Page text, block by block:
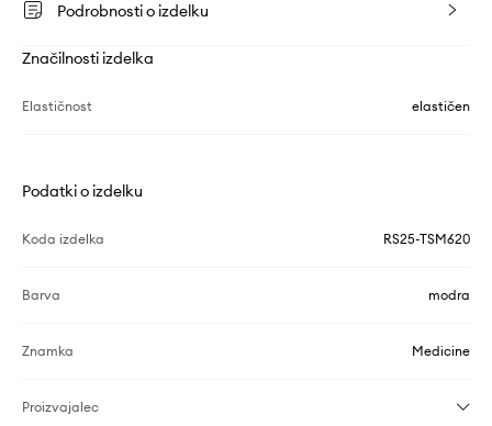
Podrobnosti o izdelku
Značilnosti izdelka
Elastičnost elastičen
Podatki o izdelku
Koda izdelka RS25-TSM620
Barva modra
Znamka Medicine
Proizvajalec